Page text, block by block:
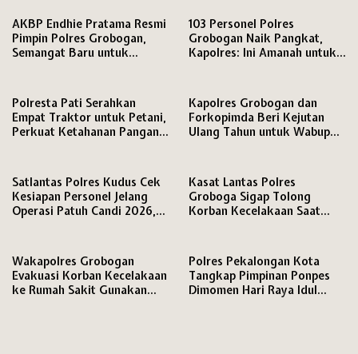
AKBP Endhie Pratama Resmi
Pimpin Polres Grobogan,
Semangat Baru untuk
103 Personel Polres
Grobogan Naik Pangkat,
Kapolres: Ini Amanah untuk
Polresta Pati Serahkan
Empat Traktor untuk Petani,
Perkuat Ketahanan Pangan
Kapolres Grobogan dan
Forkopimda Beri Kejutan
Ulang Tahun untuk Wabup
Satlantas Polres Kudus Cek
Kesiapan Personel Jelang
Operasi Patuh Candi 2026,
Kasat Lantas Polres
Groboga Sigap Tolong
Korban Kecelakaan Saat
Wakapolres Grobogan
Evakuasi Korban Kecelakaan
ke Rumah Sakit Gunakan
Polres Pekalongan Kota
Tangkap Pimpinan Ponpes
Dimomen Hari Raya Idul